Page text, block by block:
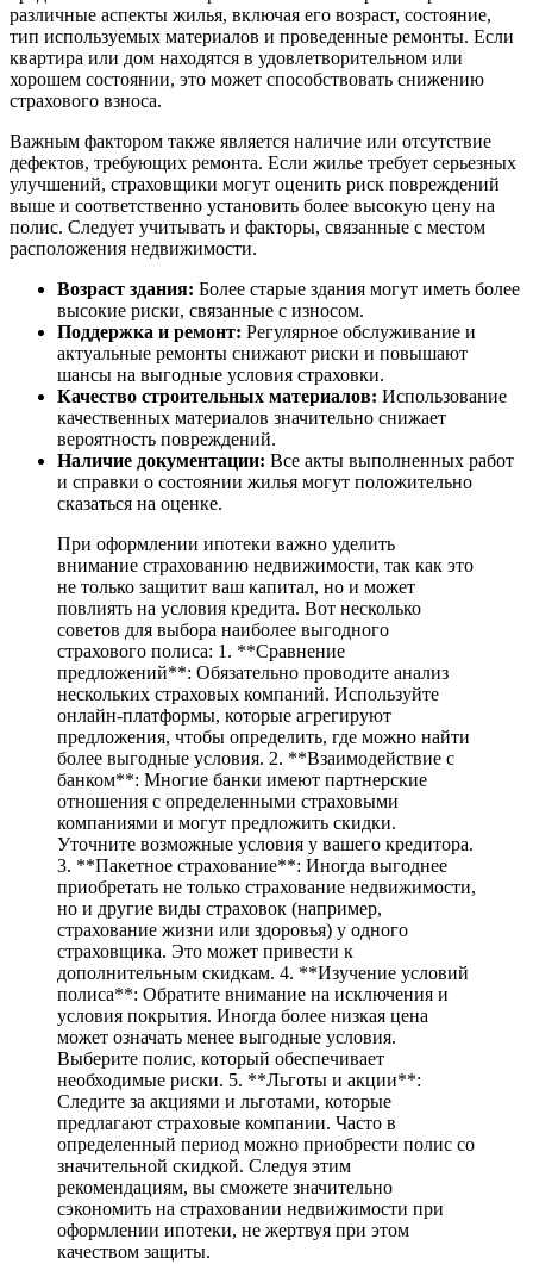
различные аспекты жилья, включая его возраст, состояние,
тип используемых материалов и проведенные ремонты. Если
квартира или дом находятся в удовлетворительном или
хорошем состоянии, это может способствовать снижению
страхового взноса.
Важным фактором также является наличие или отсутствие
дефектов, требующих ремонта. Если жилье требует серьезных
улучшений, страховщики могут оценить риск повреждений
выше и соответственно установить более высокую цену на
полис. Следует учитывать и факторы, связанные с местом
расположения недвижимости.
Возраст здания: Более старые здания могут иметь более
высокие риски, связанные с износом.
Поддержка и ремонт: Регулярное обслуживание и
актуальные ремонты снижают риски и повышают
шансы на выгодные условия страховки.
Качество строительных материалов: Использование
качественных материалов значительно снижает
вероятность повреждений.
Наличие документации: Все акты выполненных работ
и справки о состоянии жилья могут положительно
сказаться на оценке.
При оформлении ипотеки важно уделить
внимание страхованию недвижимости, так как это
не только защитит ваш капитал, но и может
повлиять на условия кредита. Вот несколько
советов для выбора наиболее выгодного
страхового полиса: 1. **Сравнение
предложений**: Обязательно проводите анализ
нескольких страховых компаний. Используйте
онлайн-платформы, которые агрегируют
предложения, чтобы определить, где можно найти
более выгодные условия. 2. **Взаимодействие с
банком**: Многие банки имеют партнерские
отношения с определенными страховыми
компаниями и могут предложить скидки.
Уточните возможные условия у вашего кредитора.
3. **Пакетное страхование**: Иногда выгоднее
приобретать не только страхование недвижимости,
но и другие виды страховок (например,
страхование жизни или здоровья) у одного
страховщика. Это может привести к
дополнительным скидкам. 4. **Изучение условий
полиса**: Обратите внимание на исключения и
условия покрытия. Иногда более низкая цена
может означать менее выгодные условия.
Выберите полис, который обеспечивает
необходимые риски. 5. **Льготы и акции**:
Следите за акциями и льготами, которые
предлагают страховые компании. Часто в
определенный период можно приобрести полис со
значительной скидкой. Следуя этим
рекомендациям, вы сможете значительно
сэкономить на страховании недвижимости при
оформлении ипотеки, не жертвуя при этом
качеством защиты.